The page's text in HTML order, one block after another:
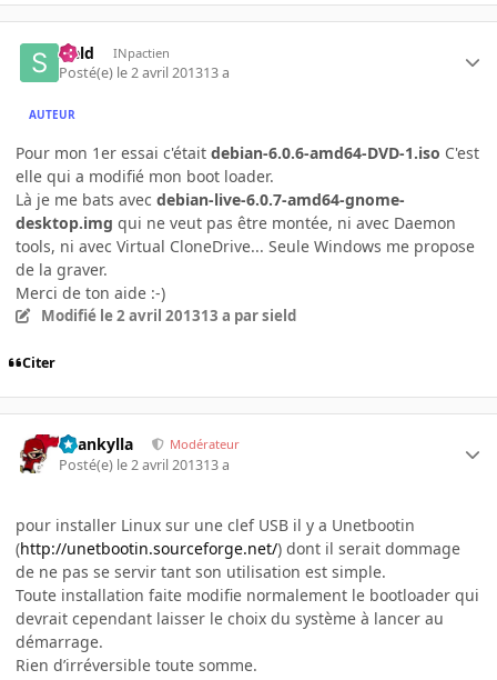
sield INpactien
Posté(e) le 2 avril 201313 a
AUTEUR
Pour mon 1er essai c'était debian-6.0.6-amd64-DVD-1.iso C'est
elle qui a modifié mon boot loader.
Là je me bats avec debian-live-6.0.7-amd64-gnome-
desktop.img qui ne veut pas être montée, ni avec Daemon
tools, ni avec Virtual CloneDrive... Seule Windows me propose
de la graver.
Merci de ton aide :-)
Modifié le 2 avril 201313 a par sield
Citer
beankylla Modérateur
Posté(e) le 2 avril 201313 a
pour installer Linux sur une clef USB il y a Unetbootin
(http://unetbootin.sourceforge.net/) dont il serait dommage
de ne pas se servir tant son utilisation est simple.
Toute installation faite modifie normalement le bootloader qui
devrait cependant laisser le choix du système à lancer au
démarrage.
Rien d’irréversible toute somme.